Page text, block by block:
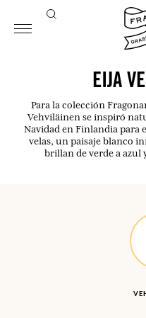
EIJA
Para la colección
Vehviläinen se inspiró
Navidad en Finlandia para
velas, un paisaje blanco
brillan de verde a azul